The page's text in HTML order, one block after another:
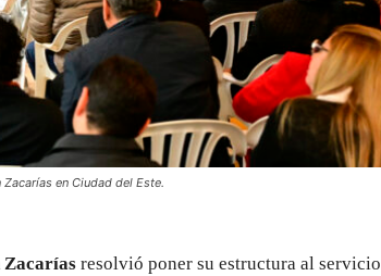
en Ciudad del Este.
Zacarías resolvió poner su estructura al servicio